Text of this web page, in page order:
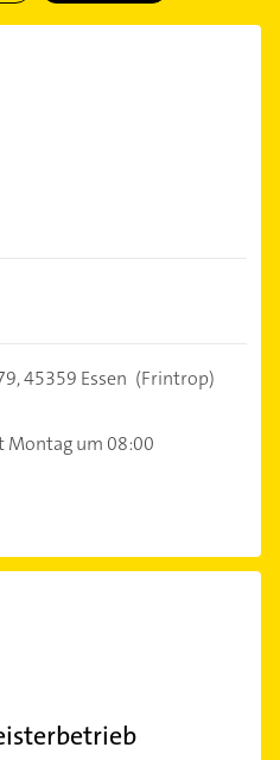
45359 Essen (Frintrop)
Montag um 08:00